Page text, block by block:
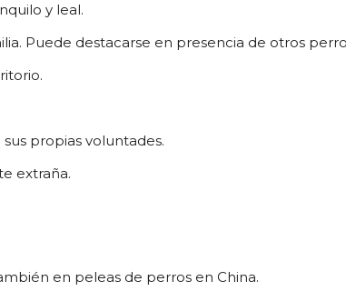
y leal.
Puede destacarse en presencia de otros
propias voluntades.
extraña.
en peleas de perros en China.